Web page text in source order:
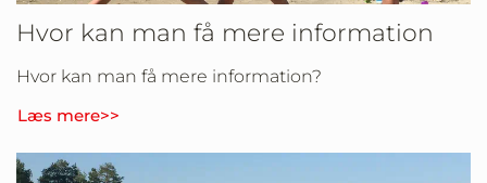
Hvor kan man få mere information
Hvor kan man få mere information?
Læs mere>>